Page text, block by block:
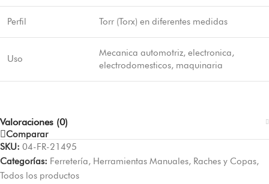
Perfil Torr (Torx) en diferentes medidas
Uso
Mecanica automotriz, electronica,
electrodomesticos, maquinaria
Valoraciones (0)
Comparar
SKU: 04-FR-21495
Categorías: Ferretería, Herramientas Manuales, Raches y Copas,
Todos los productos